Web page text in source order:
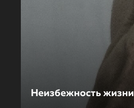
Неизбежность жизни